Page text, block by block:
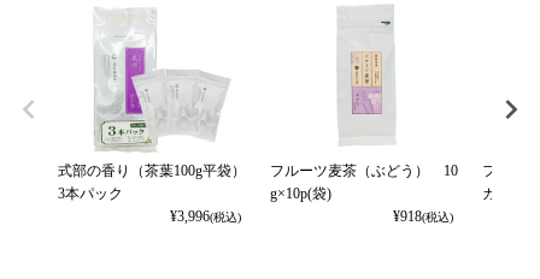
式部の香り（茶葉100g平袋）
3本パック
¥3,996(税込)
フルーツ麦茶（ぶどう） 10
g×10p(袋)
¥918(税込)
フルー
カット